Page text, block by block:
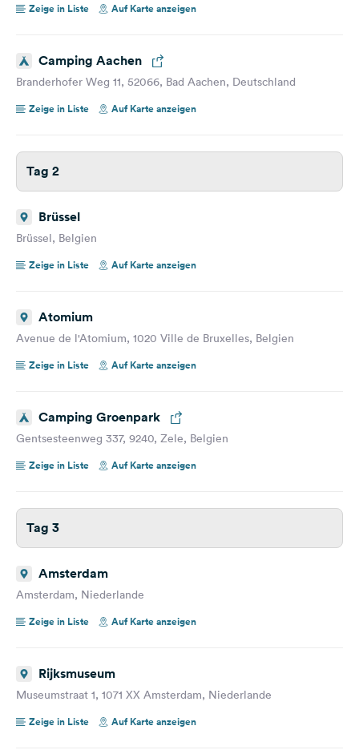
Zeige in Liste
Auf Karte anzeigen
Camping Aachen
Branderhofer Weg 11, 52066, Bad Aachen, Deutschland
Zeige in Liste
Auf Karte anzeigen
Tag 2
Brüssel
Brüssel, Belgien
Zeige in Liste
Auf Karte anzeigen
Atomium
Avenue de l'Atomium, 1020 Ville de Bruxelles, Belgien
Zeige in Liste
Auf Karte anzeigen
Camping Groenpark
Gentsesteenweg 337, 9240, Zele, Belgien
Zeige in Liste
Auf Karte anzeigen
Tag 3
Amsterdam
Amsterdam, Niederlande
Zeige in Liste
Auf Karte anzeigen
Rijksmuseum
Museumstraat 1, 1071 XX Amsterdam, Niederlande
Zeige in Liste
Auf Karte anzeigen